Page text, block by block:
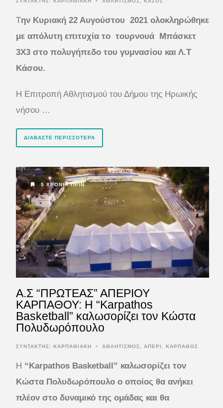
Την Κυριακή 22 Αυγούστου 2021 ολοκληρώθηκε
με απόλυτη επιτυχία το τουρνουά Μπάσκετ
3Χ3 στο πολυγήπεδο του γυμνασίου και Λ.Τ
Κάσου.
Η Επιτροπή Αθλητισμού του Δήμου της Ηρωικής
νήσου …
ΔΙΑΒΆΣΤΕ ΠΕΡΙΣΣΌΤΕΡΑ
5 ΧΡΌΝΙΑ ΠΡΙΝ
A.Σ “ΠΡΩΤΕΑΣ” ΑΠΕΡΙΟΥ
ΚΑΡΠΑΘΟΥ: Η “Karpathos
Basketball” καλωσορίζει τον Κώστα
Πολυδωρόπουλο
ΣΥΝΤΆΚΤΗΣ: ΚΑΡΠΑΘΙΑΚΗ • ΑΘΛΗΤΙΣΜΟΣ ΑΠΕΡΙ ΚΑΡΠΑΘΟΣ
Η “Karpathos Basketball” καλωσορίζει τον
Κώστα Πολυδωρόπουλο ο οποίος θα ανήκει
πλέον στο δυναμικό της ομάδας και θα